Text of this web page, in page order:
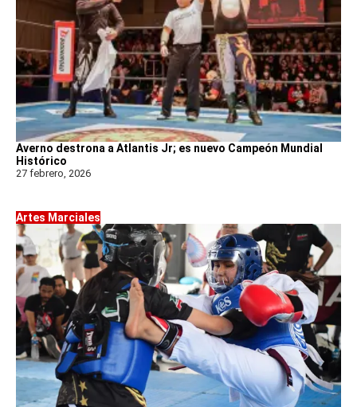
Averno destrona a Atlantis Jr; es nuevo Campeón Mundial
Histórico
27 febrero, 2026
Artes Marciales